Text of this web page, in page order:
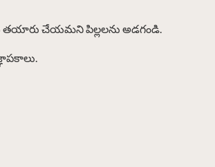
చేయమని పిల్లలను అడగండి.